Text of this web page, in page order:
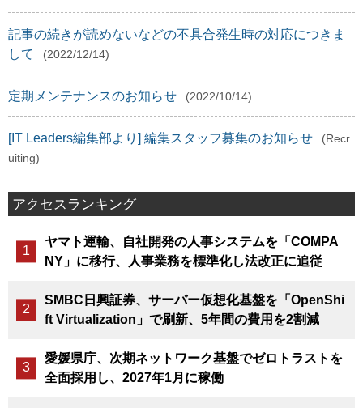
記事の続きが読めないなどの不具合発生時の対応につきま
して
(2022/12/14)
定期メンテナンスのお知らせ (2022/10/14)
[IT Leaders編集部より] 編集スタッフ募集のお知らせ
(Recr
uiting)
アクセスランキング
ヤマト運輸、自社開発の人事システムを「COMPA
NY」に移行、人事業務を標準化し法改正に追従
SMBC日興証券、サーバー仮想化基盤を「OpenShi
ft Virtualization」で刷新、5年間の費用を2割減
愛媛県庁、次期ネットワーク基盤でゼロトラストを
全面採用し、2027年1月に稼働